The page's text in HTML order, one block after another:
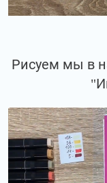
Рисуем мы в